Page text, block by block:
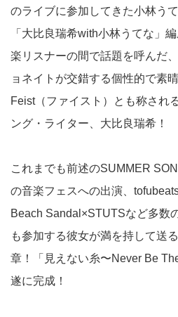
のライブに参加してきた小林う
「大比良瑞希with小林うてな」
楽リスナーの間で話題を呼んだ
ョネイトが交錯する個性的で素
Feist（ファイスト）とも称され
ング・ライター、大比良瑞希！
これまでも前述のSUMMER
の音楽フェスへの出演、
Beach Sandal×STUTSなど多数
も参加する彼女が満を持して送
章！「見えない糸〜Never Be
遂に完成！